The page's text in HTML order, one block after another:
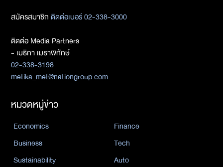
สมัครสมาชิกติดต่อเบอร์ 02-338-3000
ติดต่อ Media Partners
- เมธิกา เมธาพิทักษ์
02-338-3198
metika_met@nationgroup.com
หมวดหมู่ข่าว
Economics
Finance
Business
Tech
Sustainability
Auto